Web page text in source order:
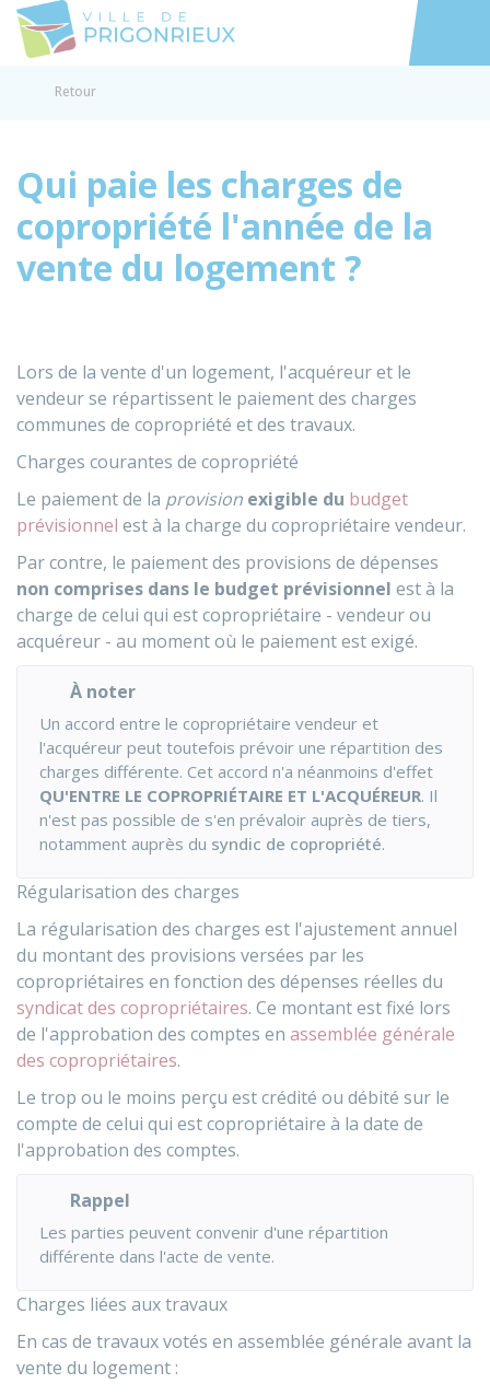
Accéder
Retour
Qui paie les charges de
copropriété l'année de la
vente du logement ?
Lors de la vente d'un logement, l'acquéreur et le
vendeur se répartissent le paiement des charges
communes de copropriété et des travaux.
Charges courantes de copropriété
Le paiement de la provision exigible du budget
prévisionnel est à la charge du copropriétaire vendeur.
Par contre, le paiement des provisions de dépenses
non comprises dans le budget prévisionnel est à la
charge de celui qui est copropriétaire - vendeur ou
acquéreur - au moment où le paiement est exigé.
À noter
Un accord entre le copropriétaire vendeur et
l'acquéreur peut toutefois prévoir une répartition des
charges différente. Cet accord n'a néanmoins d'effet
QU'ENTRE LE COPROPRIÉTAIRE ET L'ACQUÉREUR. Il
n'est pas possible de s'en prévaloir auprès de tiers,
notamment auprès du syndic de copropriété.
Régularisation des charges
La régularisation des charges est l'ajustement annuel
du montant des provisions versées par les
copropriétaires en fonction des dépenses réelles du
syndicat des copropriétaires. Ce montant est fixé lors
de l'approbation des comptes en assemblée générale
des copropriétaires.
Le trop ou le moins perçu est crédité ou débité sur le
compte de celui qui est copropriétaire à la date de
l'approbation des comptes.
Rappel
Les parties peuvent convenir d'une répartition
différente dans l'acte de vente.
Charges liées aux travaux
En cas de travaux votés en assemblée générale avant la
vente du logement :